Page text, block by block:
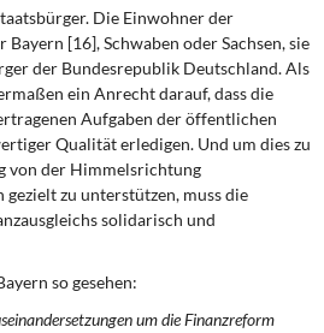
Die Einwohner der
[16], Schwaben oder Sachsen, sie
der Bundesrepublik Deutschland. Als
ein Anrecht darauf, dass die
Aufgaben der öffentlichen
Qualität erledigen. Und um dies zu
von der Himmelsrichtung
zu unterstützen, muss die
solidarisch und
so gesehen:
um die Finanzreform